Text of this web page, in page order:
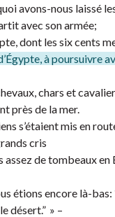
avons-nous laissé
avec son armée;
dont les six cents
à
chars et
près de la mer.
s’étaient mis en
cris
de tombeaux
étions encore là-
désert.” » –